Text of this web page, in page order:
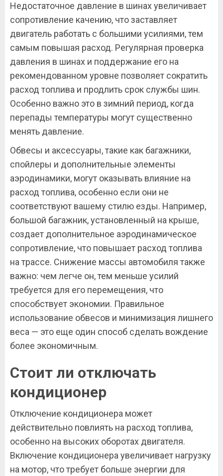
Недостаточное давление в шинах увеличивает
сопротивление качению, что заставляет
двигатель работать с большими усилиями, тем
самым повышая расход. Регулярная проверка
давления в шинах и поддержание его на
рекомендованном уровне позволяет сократить
расход топлива и продлить срок службы шин.
Особенно важно это в зимний период, когда
перепады температуры могут существенно
менять давление.
Обвесы и аксессуары, такие как багажники,
спойлеры и дополнительные элементы
аэродинамики, могут оказывать влияние на
расход топлива, особенно если они не
соответствуют вашему стилю езды. Например,
большой багажник, установленный на крыше,
создает дополнительное аэродинамическое
сопротивление, что повышает расход топлива
на трассе. Снижение массы автомобиля также
важно: чем легче он, тем меньше усилий
требуется для его перемещения, что
способствует экономии. Правильное
использование обвесов и минимизация лишнего
веса — это еще один способ сделать вождение
более экономичным.
Стоит ли отключать
кондиционер
Отключение кондиционера может
действительно повлиять на расход топлива,
особенно на высоких оборотах двигателя.
Включение кондиционера увеличивает нагрузку
на мотор, что требует больше энергии для